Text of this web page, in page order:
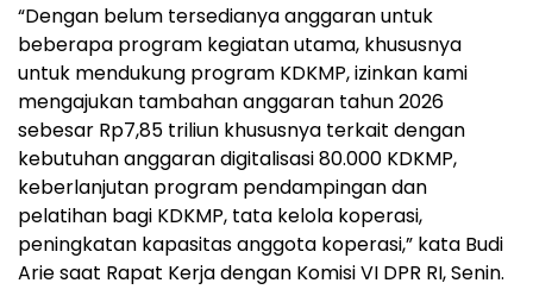
“Dengan belum tersedianya anggaran untuk
beberapa program kegiatan utama, khususnya
untuk mendukung program KDKMP, izinkan kami
mengajukan tambahan anggaran tahun 2026
sebesar Rp7,85 triliun khususnya terkait dengan
kebutuhan anggaran digitalisasi 80.000 KDKMP,
keberlanjutan program pendampingan dan
pelatihan bagi KDKMP, tata kelola koperasi,
peningkatan kapasitas anggota koperasi,” kata Budi
Arie saat Rapat Kerja dengan Komisi VI DPR RI, Senin.